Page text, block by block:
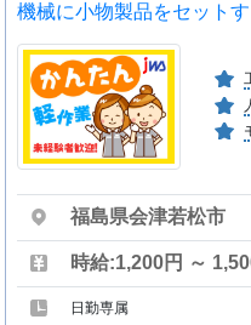
機械に小物製品をセット
福島県会津若松市
時給:1,200円 ～
日勤専属